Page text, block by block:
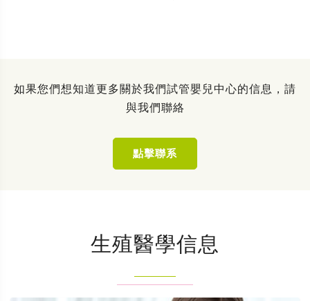
如果您們想知道更多關於我們試管嬰兒中心的信息，請
與我們聯絡
點擊聯系
生殖醫學信息